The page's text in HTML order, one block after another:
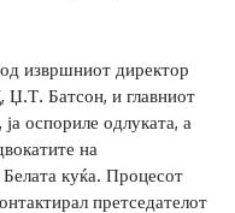
извршниот директор
Џ.Т. Батсон, и главниот
оспориле одлуката, а
на
куќа. Процесот
претседателот